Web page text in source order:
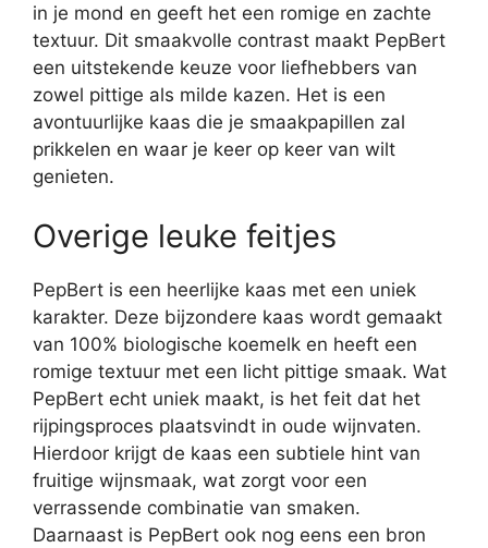
in je mond en geeft het een romige en zachte
textuur. Dit smaakvolle contrast maakt PepBert
een uitstekende keuze voor liefhebbers van
zowel pittige als milde kazen. Het is een
avontuurlijke kaas die je smaakpapillen zal
prikkelen en waar je keer op keer van wilt
genieten.
Overige leuke feitjes
PepBert is een heerlijke kaas met een uniek
karakter. Deze bijzondere kaas wordt gemaakt
van 100% biologische koemelk en heeft een
romige textuur met een licht pittige smaak. Wat
PepBert echt uniek maakt, is het feit dat het
rijpingsproces plaatsvindt in oude wijnvaten.
Hierdoor krijgt de kaas een subtiele hint van
fruitige wijnsmaak, wat zorgt voor een
verrassende combinatie van smaken.
Daarnaast is PepBert ook nog eens een bron